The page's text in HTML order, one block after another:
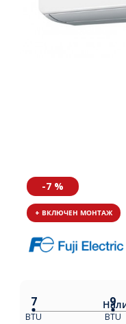
-7 %
+ ВКЛЮЧЕН МОНТАЖ
7
BTU
9
BTU